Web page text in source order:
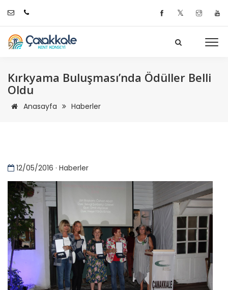
𝕏
Kırkyama Buluşması’nda Ödüller Belli
Oldu
Anasayfa Haberler
12/05/2016 · Haberler